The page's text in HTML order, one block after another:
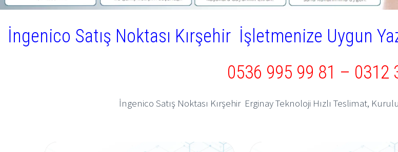
İngenico Satış Noktası Kırşehir İşletmenize Uygun
0536 995 99 81 – 0312
İngenico Satış Noktası Kırşehir Erginay Teknoloji Hızlı Teslimat,